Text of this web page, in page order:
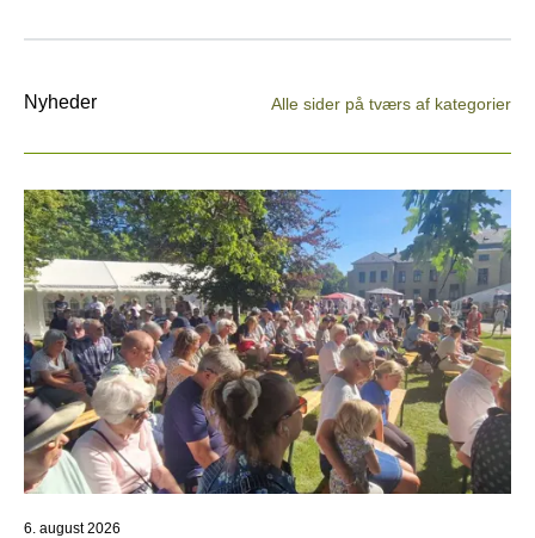
Nyheder Alle sider på tværs af kategorier
6. august 2026